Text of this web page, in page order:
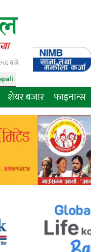
बजे
शेयर बजार फाइनान्स